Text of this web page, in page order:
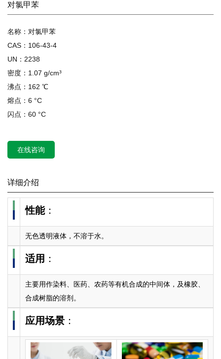
对氯甲苯
名称：对氯甲苯
CAS：106-43-4
UN：2238
密度：1.07 g/cm³
沸点：162 ℃
熔点：6 °C
闪点：60 °C
在线咨询
详细介绍
性能：
无色透明液体，不溶于水。
适用 ：
主要用作染料、医药、农药等有机合成的中间体，及橡胶、
合成树脂的溶剂。
应用场景 ：